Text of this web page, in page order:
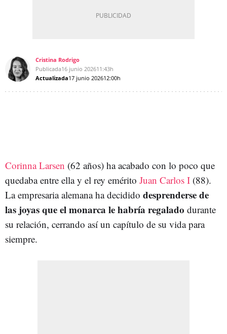
Cristina Rodrigo
Publicada16 junio 202611:43h
Actualizada17 junio 202612:00h
Corinna Larsen (62 años) ha acabado con lo poco que
quedaba entre ella y el rey emérito Juan Carlos I (88).
La empresaria alemana ha decidido desprenderse de
las joyas que el monarca le habría regalado durante
su relación, cerrando así un capítulo de su vida para
siempre.